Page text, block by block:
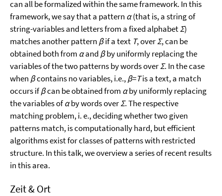
can all be formalized within the same framework. In this
framework, we say that a pattern α(that is, a string of
string-variables and letters from a fixed alphabetΣ)
matches another pattern βif a text T, overΣ, can be
obtained both from αand βby uniformly replacing the
variables of the two patterns by words overΣ. In the case
when βcontains no variables, i.e.,β=Tis a text, a match
occurs ifβcan be obtained from αby uniformly replacing
the variables ofαby words overΣ. The respective
matching problem, i. e., deciding whether two given
patterns match, is computationally hard, but efficient
algorithms exist for classes of patterns with restricted
structure. In this talk, we overview a series of recent results
in this area.
Zeit & Ort